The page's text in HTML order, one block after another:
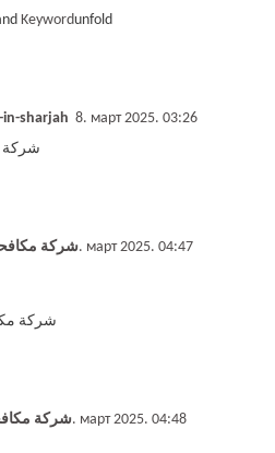
Keywordunfold
in-sharjah 8. март 2025. 03:26
شركة
شركة12. март 2025. 04:47
شركة
شركة12. март 2025. 04:48